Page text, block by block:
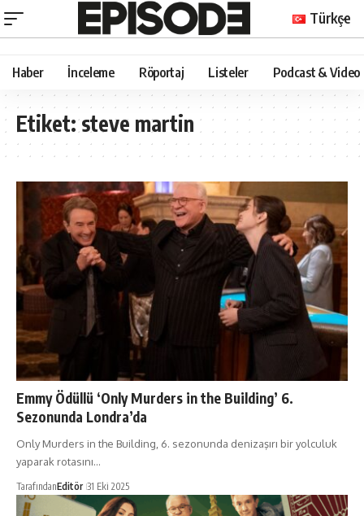
Türkçe
Haber İnceleme Röportaj Listeler Podcast & Video
Etiket:steve martin
Emmy Ödüllü ‘Only Murders in the Building’ 6.
Sezonunda Londra’da
Only Murders in the Building, 6. sezonunda denizaşırı bir yolculuk
yaparak rotasını…
TarafındanEditör 31 Eki 2025